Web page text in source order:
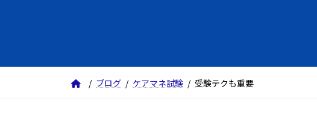
ブログ ケアマネ試験 受験テクも重要